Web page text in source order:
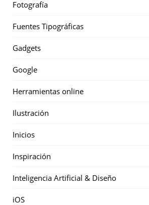
Fotografía
Fuentes Tipográficas
Gadgets
Google
Herramientas online
Ilustración
Inicios
Inspiración
Inteligencia Artificial & Diseño
iOS